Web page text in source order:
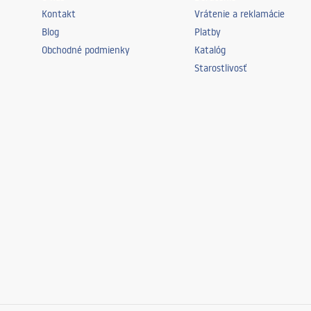
Kontakt
Blog
Obchodné podmienky
Vrátenie a reklamácie
Platby
Katalóg
Starostlivosť